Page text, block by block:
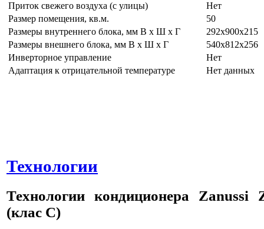
Приток свежего воздуха (с улицы)
Нет
Размер помещения, кв.м.
50
Размеры внутреннего блока, мм В х Ш х Г
292x900x215
Размеры внешнего блока, мм В х Ш х Г
540x812x256
Инверторное управление
Нет
Адаптация к отрицательной температуре
Нет данных
Технологии
Технологии кондиционера Zanussi
(клас С)